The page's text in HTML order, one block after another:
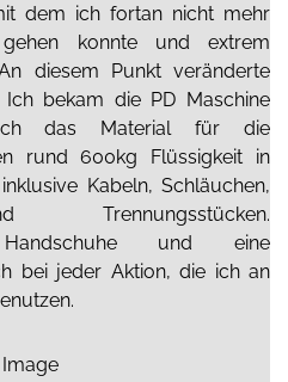
dem ich fortan nicht mehr
konnte und extrem
diesem Punkt veränderte
bekam die PD Maschine
das Material für die
rund 600kg Flüssigkeit in
Kabeln, Schläuchen,
Trennungsstücken.
Handschuhe und eine
bei jeder Aktion, die ich an